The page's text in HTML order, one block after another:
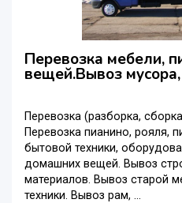
Перевозка мебели,
вещей.Вывоз
Перевозка (разборка,
Перевозка пианино, рояля,
бытовой техники,
домашних вещей. Вывоз
материалов. Вывоз старой
техники. Вывоз рам, ...